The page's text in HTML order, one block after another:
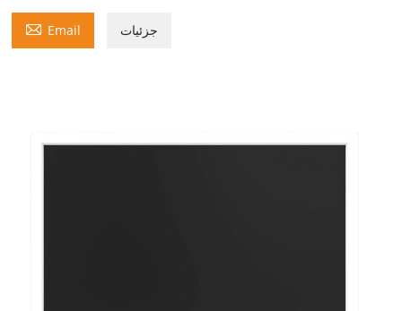
 Email جزئیات